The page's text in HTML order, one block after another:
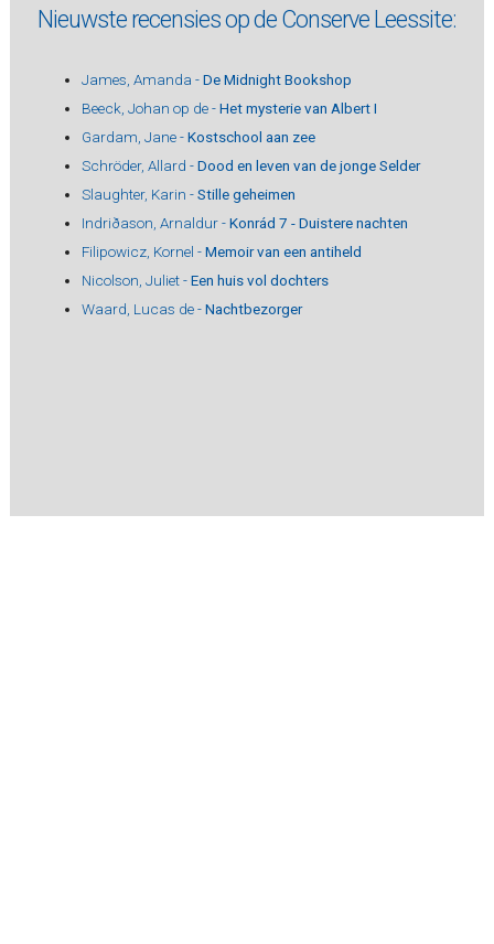
Nieuwste recensies op de Conserve Leessite:
James, Amanda -De Midnight Bookshop
Beeck, Johan op de -Het mysterie van Albert I
Gardam, Jane -Kostschool aan zee
Schröder, Allard -Dood en leven van de jonge Selder
Slaughter, Karin -Stille geheimen
Indriðason, Arnaldur -Konrád 7 - Duistere nachten
Filipowicz, Kornel -Memoir van een antiheld
Nicolson, Juliet -Een huis vol dochters
Waard, Lucas de -Nachtbezorger